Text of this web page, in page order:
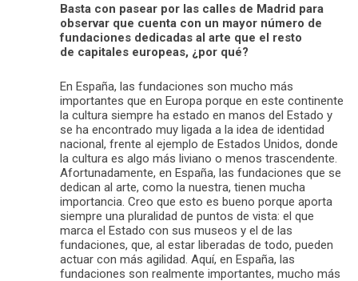
Basta con pasear por las calles de Madrid para
observar que cuenta con un mayor número de
fundaciones dedicadas al arte que el resto
de capitales europeas, ¿por qué?
En España, las fundaciones son mucho más
importantes que en Europa porque en este continente
la cultura siempre ha estado en manos del Estado y
se ha encontrado muy ligada a la idea de identidad
nacional, frente al ejemplo de Estados Unidos, donde
la cultura es algo más liviano o menos trascendente.
Afortunadamente, en España, las fundaciones que se
dedican al arte, como la nuestra, tienen mucha
importancia. Creo que esto es bueno porque aporta
siempre una pluralidad de puntos de vista: el que
marca el Estado con sus museos y el de las
fundaciones, que, al estar liberadas de todo, pueden
actuar con más agilidad. Aquí, en España, las
fundaciones son realmente importantes, mucho más